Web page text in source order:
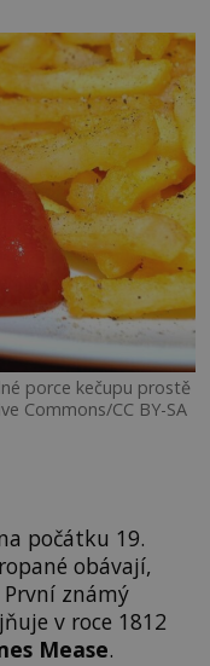
porce kečupu prostě
Commons/CC BY-SA
počátku 19.
obávají,
známý
v roce 1812
Mease.